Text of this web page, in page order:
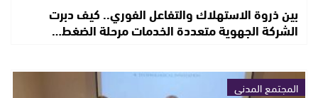
بين ذروة الاستهلاك والتفاعل الفوري.. كيف دبرت
الشركة الجهوية متعددة الخدمات مرحلة الضغط…
المجتمع المدني